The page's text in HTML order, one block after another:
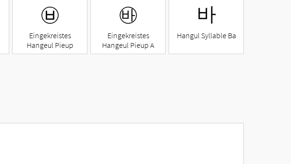
㉥
Eingekreistes
Hangeul Pieup
㉳
Eingekreistes
Hangeul Pieup A
바
Hangul Syllable Ba